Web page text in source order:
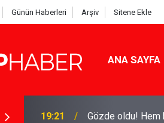
Günün Haberleri Arşiv Sitene Ekle
ANA SAYFA
19:21 Gözde oldu! Hem